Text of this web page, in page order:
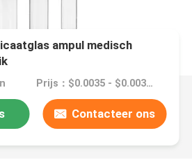
ampul medisch
Prijs：$0.0035 - $0.0039/pieces
Contacteer ons